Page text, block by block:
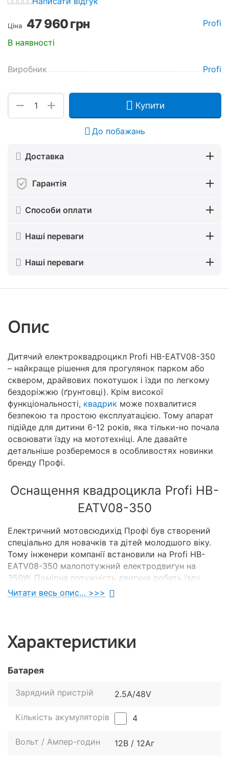
Ціна 47 960грн
В наявності
Profi
Виробник Profi
+
− Купити
До побажань
Доставка
Гарантія
Способи оплати
Наші переваги
Наші переваги
Опис
Дитячий електроквадроцикл Profi HB-EATV08-350
– найкраще рішення для прогулянок парком або
сквером, драйвових покотушок і їзди по легкому
бездоріжжю (ґрунтовці). Крім високої
функціональності, квадрик може похвалитися
безпекою та простою експлуатацією. Тому апарат
підійде для дитини 6-12 років, яка тільки-но почала
освоювати їзду на мототехніці. Але давайте
детальніше розберемося в особливостях новинки
бренду Профі.
Оснащення квадроцикла Profi HB-
EATV08-350
Електричний мотовсюдихід Профі був створений
спеціально для новачків та дітей молодшого віку.
Тому інженери компанії встановили на Profi HB-
EATV08-350 малопотужний електродвигун на
350W. Помірна потужність двигуна робить їзду
більш розміреною, передбачуваною та безпечною,
Читати весь опис… >>>
Характеристики
Батарея
Зарядний пристрій 2.5A/48V
Кількість акумуляторів 4
Вольт / Ампер-годин 12В / 12Aг